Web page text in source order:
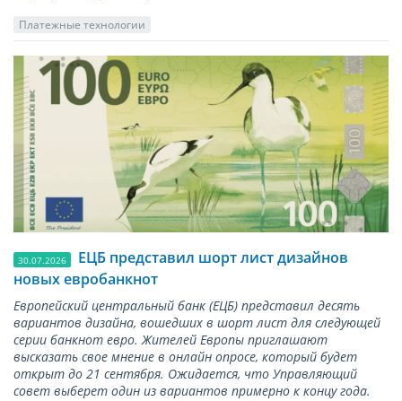
Платежные технологии
30.07.2026
ЕЦБ представил шорт лист дизайнов
новых евробанкнот
Европейский центральный банк (ЕЦБ) представил десять
вариантов дизайна, вошедших в шорт лист для следующей
серии банкнот евро. Жителей Европы приглашают
высказать свое мнение в онлайн опросе, который будет
открыт до 21 сентября. Ожидается, что Управляющий
совет выберет один из вариантов примерно к концу года.